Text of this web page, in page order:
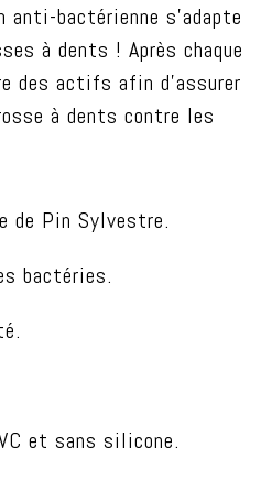
bactérienne s’adapte
à dents ! Après chaque
des actifs afin d’assurer
à dents contre les
de Pin Sylvestre.
bactéries.
et sans silicone.